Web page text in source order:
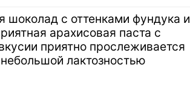
шоколад с оттенками фундука и
арахисовая паста с
приятно прослеживается
лактозностью